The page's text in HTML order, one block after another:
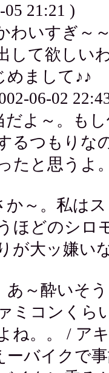
05 21:21 )
わいすぎ～
して欲しい
まして♪♪
06-02
よ～。もし
るつもりな
たと思うよ
～。私はス
ほどのシロ
が大ッ嫌い
～酔いそう
ミコンくら
ね。。 / ア
バイクで事